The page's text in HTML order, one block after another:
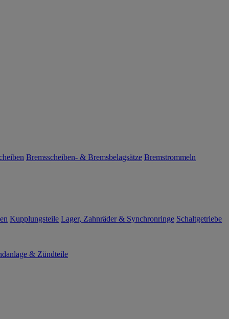
Bremsscheiben- & Bremsbelagsätze Bremstrommeln
Kupplungsteile Lager, Zahnräder & Synchronringe Schaltgetriebe
& Zündteile